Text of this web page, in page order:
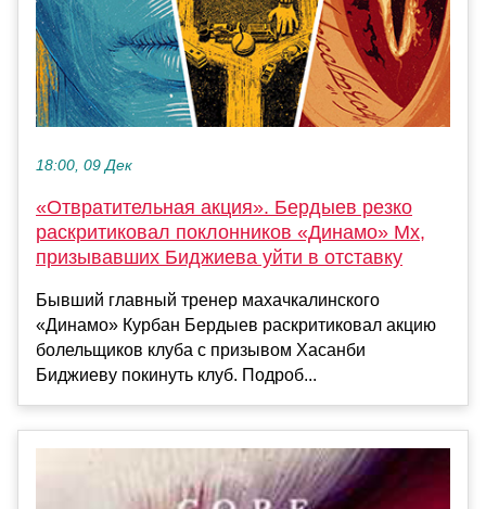
18:00, 09 Дек
«Отвратительная акция». Бердыев резко
раскритиковал поклонников «Динамо» Мх,
призывавших Биджиева уйти в отставку
Бывший главный тренер махачкалинского
«Динамо» Курбан Бердыев раскритиковал акцию
болельщиков клуба с призывом Хасанби
Биджиеву покинуть клуб. Подроб...